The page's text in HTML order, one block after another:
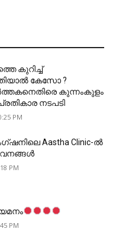
കുറിച്ച്
കേസോ ?
കുന്നംകുളം
നടപടി
PM
Aastha Clinic-ൽ
PM
PM